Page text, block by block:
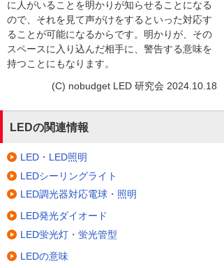
に人がいることを明かりが知らせることになる
ので、それを見て声がけをするといった対応す
ることが可能になるからです。明かりが、その
スペースに入り込んだ相手に、警告する意味を
持つことにもなります。
(C) nobudget LED 研究会 2024.10.18
LEDの関連情報
LED・LED照明
LEDシーリングライト
LED調光器対応電球・照明
LED発光ダイオード
LED蛍光灯・蛍光管型
LEDの意味